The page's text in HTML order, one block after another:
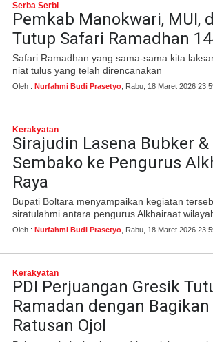
Serba Serbi
Pemkab Manokwari, MUI,
Tutup Safari Ramadhan
Safari Ramadhan yang sama-sama kita
niat tulus yang telah direncanakan
Oleh : Nurfahmi Budi Prasetyo , Rabu, 18 Maret 2026
Kerakyatan
Sirajudin Lasena Bubker &
Sembako ke Pengurus
Raya
Bupati Boltara menyampaikan kegiatan
siratulahmi antara pengurus Alkhairaat
Oleh : Nurfahmi Budi Prasetyo , Rabu, 18 Maret 2026
Kerakyatan
PDI Perjuangan Gresik
Ramadan dengan
Ratusan Ojol